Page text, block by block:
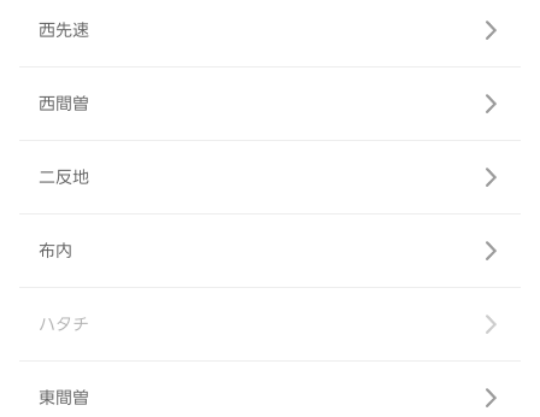
西先速
西間曽
二反地
布内
ハタチ
東間曽